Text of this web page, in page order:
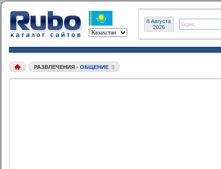
8 Августа
2026
РАЗВЛЕЧЕНИЯ • ОБЩЕНИЕ 9